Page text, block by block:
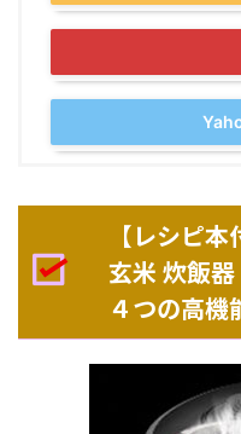
【レシピ
玄米 炊飯
４つの高機